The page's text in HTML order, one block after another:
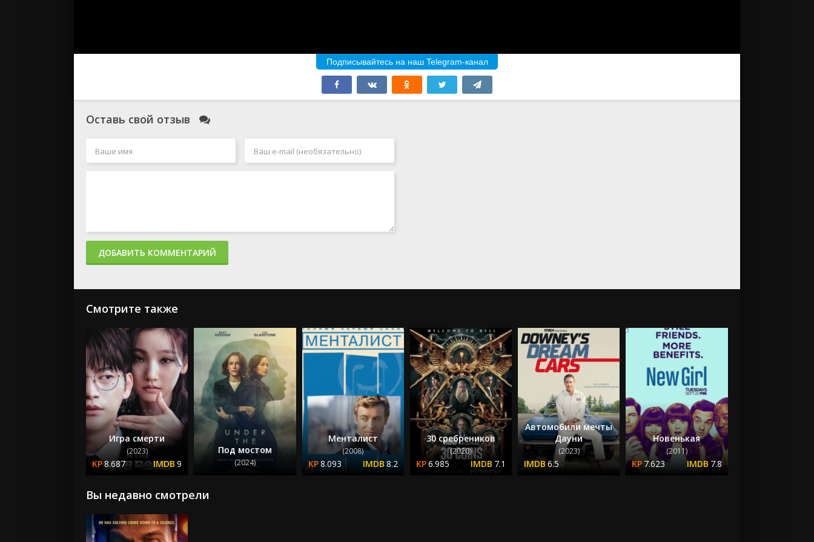
Подписывайтесь на наш Telegram-канал
Оставь свой отзыв
ДОБАВИТЬ КОММЕНТАРИЙ
Смотрите также
Игра смерти
(2023)
8.687 9
Под мостом
(2024)
Менталист
(2008)
8.093 8.2
30 сребреников
(2020)
6.985 7.1
Автомобили мечты
Дауни
(2023)
6.5
Новенькая
(2011)
7.623 7.8
Вы недавно смотрели